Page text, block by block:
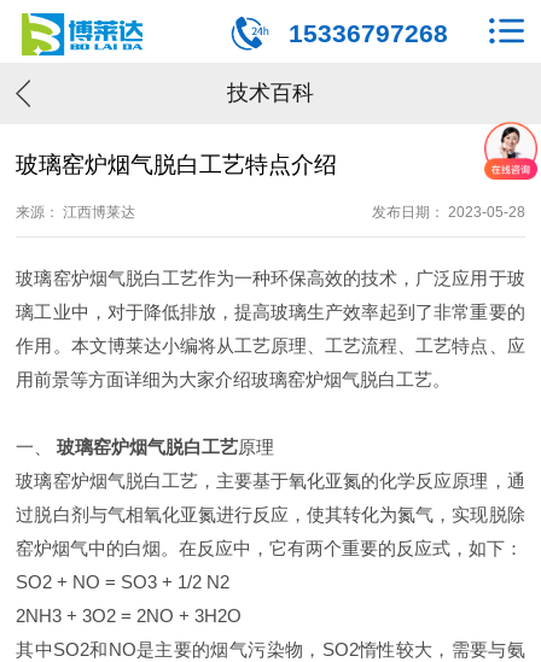
15336797268
技术百科
玻璃窑炉烟气脱白工艺特点介绍
来源： 江西博莱达 发布日期： 2023-05-28
玻璃窑炉烟气脱白工艺作为一种环保高效的技术，广泛应用于玻
璃工业中，对于降低排放，提高玻璃生产效率起到了非常重要的
作用。本文博莱达小编将从工艺原理、工艺流程、工艺特点、应
用前景等方面详细为大家介绍玻璃窑炉烟气脱白工艺。
一、玻璃窑炉烟气脱白工艺原理
玻璃窑炉烟气脱白工艺，主要基于氧化亚氮的化学反应原理，通
过脱白剂与气相氧化亚氮进行反应，使其转化为氮气，实现脱除
窑炉烟气中的白烟。在反应中，它有两个重要的反应式，如下：
SO2 + NO = SO3 + 1/2 N2
2NH3 + 3O2 = 2NO + 3H2O
其中SO2和NO是主要的烟气污染物，SO2惰性较大，需要与氨